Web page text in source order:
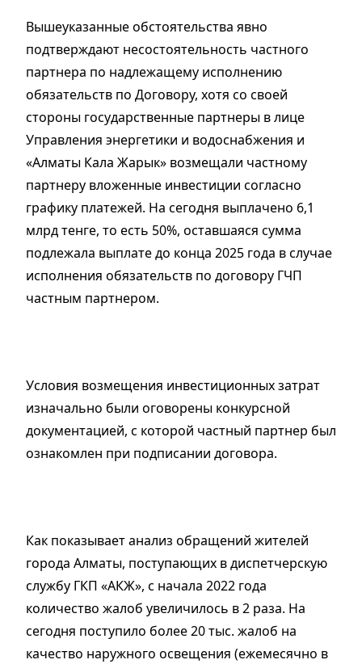
Вышеуказанные обстоятельства явно
подтверждают несостоятельность частного
партнера по надлежащему исполнению
обязательств по Договору, хотя со своей
стороны государственные партнеры в лице
Управления энергетики и водоснабжения и
«Алматы Кала Жарык» возмещали частному
партнеру вложенные инвестиции согласно
графику платежей. На сегодня выплачено 6,1
млрд тенге, то есть 50%, оставшаяся сумма
подлежала выплате до конца 2025 года в случае
исполнения обязательств по договору ГЧП
частным партнером.
Условия возмещения инвестиционных затрат
изначально были оговорены конкурсной
документацией, с которой частный партнер был
ознакомлен при подписании договора.
Как показывает анализ обращений жителей
города Алматы, поступающих в диспетчерскую
службу ГКП «АКЖ», с начала 2022 года
количество жалоб увеличилось в 2 раза. На
сегодня поступило более 20 тыс. жалоб на
качество наружного освещения (ежемесячно в